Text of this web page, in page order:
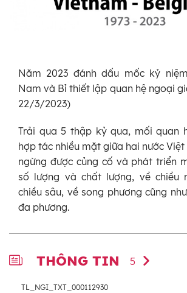
Năm 2023 đánh dấu mốc kỷ
Nam và Bỉ thiết lập quan hệ ngoại
22/3/2023)
Trải qua 5 thập kỷ qua, mối quan
hợp tác nhiều mặt giữa hai nước
ngừng được củng cố và phát triển
số lượng và chất lượng, về chiều
chiều sâu, về song phương cũng
đa phương.
THÔNG TIN 5
TL_NGI_TXT_000112930